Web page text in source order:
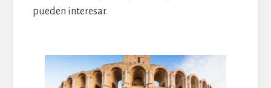
pueden interesar.